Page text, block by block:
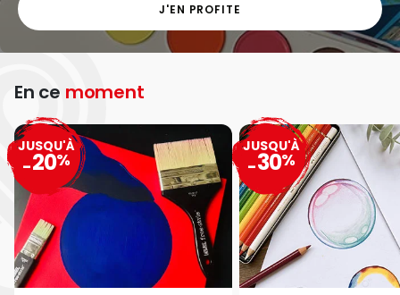
J'EN PROFITE
En ce moment
JUSQU'À
-20%
JUSQU'À
-30%